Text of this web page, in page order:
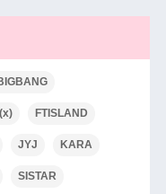
FTISLAND
JYJ KARA
SISTAR